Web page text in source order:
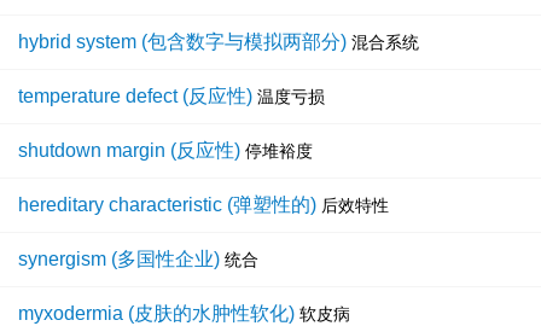
hybrid system (包含数字与模拟两部分) 混合系统
temperature defect (反应性) 温度亏损
shutdown margin (反应性) 停堆裕度
hereditary characteristic (弹塑性的) 后效特性
synergism (多国性企业) 统合
myxodermia (皮肤的水肿性软化) 软皮病